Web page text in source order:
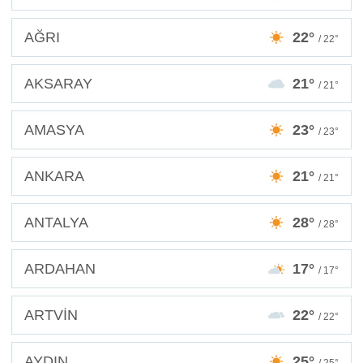
AĞRI 22° / 22°
AKSARAY 21° / 21°
AMASYA 23° / 23°
ANKARA 21° / 21°
ANTALYA 28° / 28°
ARDAHAN 17° / 17°
ARTVİN 22° / 22°